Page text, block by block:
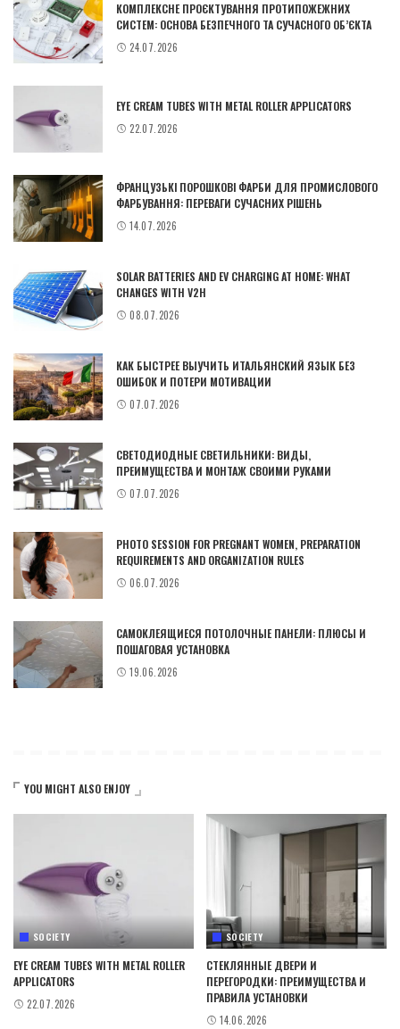
КОМПЛЕКСНЕ ПРОЄКТУВАННЯ ПРОТИПОЖЕЖНИХ
СИСТЕМ: ОСНОВА БЕЗПЕЧНОГО ТА СУЧАСНОГО ОБ’ЄКТА
24.07.2026
EYE CREAM TUBES WITH METAL ROLLER APPLICATORS
22.07.2026
ФРАНЦУЗЬКІ ПОРОШКОВІ ФАРБИ ДЛЯ ПРОМИСЛОВОГО
ФАРБУВАННЯ: ПЕРЕВАГИ СУЧАСНИХ РІШЕНЬ
14.07.2026
SOLAR BATTERIES AND EV CHARGING AT HOME: WHAT
CHANGES WITH V2H
08.07.2026
КАК БЫСТРЕЕ ВЫУЧИТЬ ИТАЛЬЯНСКИЙ ЯЗЫК БЕЗ
ОШИБОК И ПОТЕРИ МОТИВАЦИИ
07.07.2026
СВЕТОДИОДНЫЕ СВЕТИЛЬНИКИ: ВИДЫ,
ПРЕИМУЩЕСТВА И МОНТАЖ СВОИМИ РУКАМИ
07.07.2026
PHOTO SESSION FOR PREGNANT WOMEN, PREPARATION
REQUIREMENTS AND ORGANIZATION RULES
06.07.2026
САМОКЛЕЯЩИЕСЯ ПОТОЛОЧНЫЕ ПАНЕЛИ: ПЛЮСЫ И
ПОШАГОВАЯ УСТАНОВКА
19.06.2026
YOU MIGHT ALSO ENJOY
SOCIETY
EYE CREAM TUBES WITH METAL ROLLER
APPLICATORS
22.07.2026
SOCIETY
СТЕКЛЯННЫЕ ДВЕРИ И
ПЕРЕГОРОДКИ: ПРЕИМУЩЕСТВА И
ПРАВИЛА УСТАНОВКИ
14.06.2026